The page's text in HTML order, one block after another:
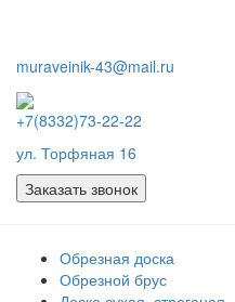
muraveinik-43@mail.ru
+7(8332)73-22-22
ул. Торфяная 16
Заказать звонок
Обрезная доска
Обрезной брус